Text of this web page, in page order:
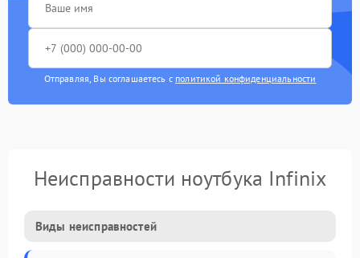
Отправляя, Вы соглашаетесь с политикой конфиденциальности
Неисправности ноутбука Infinix
Виды неисправностей